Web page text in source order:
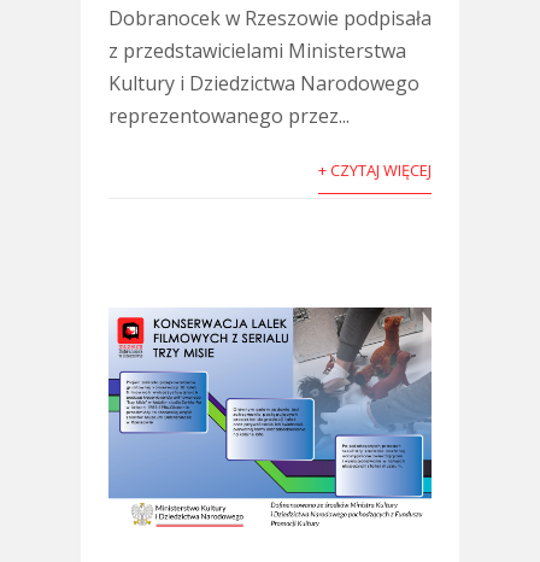
Dobranocek w Rzeszowie podpisała
z przedstawicielami Ministerstwa
Kultury i Dziedzictwa Narodowego
reprezentowanego przez...
+ CZYTAJ WIĘCEJ